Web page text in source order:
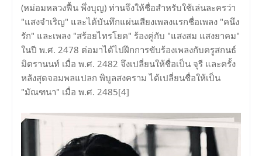
(หม่อมหลวงฟื้น พึ่งบุญ) ท่านจึงให้ชื่อสำหรับใช้เล่นละครว่า
"แสงจำเริญ" และได้บันทึกแผ่นเสียงเพลงแรกชื่อเพลง "คนึง
รัก" และเพลง "สร้อยไทรโยค" ร้องคู่กับ "แสงสม แสงยาคม"
ในปี พ.ศ. 2478 ต่อมาได้ไปฝึกการขับร้องเพลงกับครูสกนธ์
มิตรานนท์ เมื่อ พ.ศ. 2482 จึงเปลี่ยนให้ชื่อเป็น จุรี และครั้ง
หลังสุดจอมพลแปลก พิบูลสงคราม ได้เปลี่ยนชื่อให้เป็น
"มัณฑนา" เมื่อ พ.ศ. 2485[4]